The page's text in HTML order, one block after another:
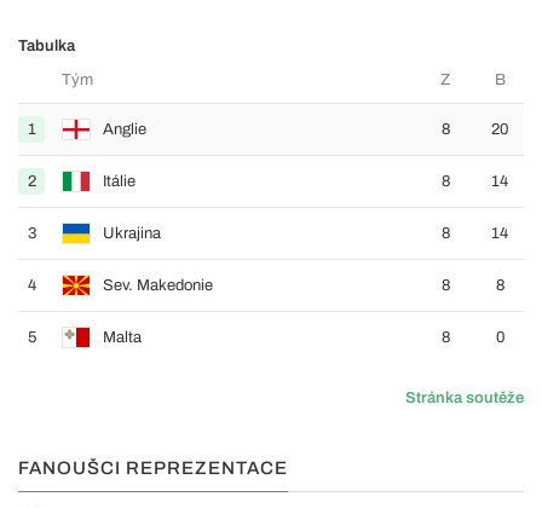
Tabulka
Tým
Z B
1 Anglie 8 20
2 Itálie 8 14
3 Ukrajina 8 14
4 Sev. Makedonie 8 8
5 Malta 8 0
Stránka soutěže
FANOUŠCI REPREZENTACE